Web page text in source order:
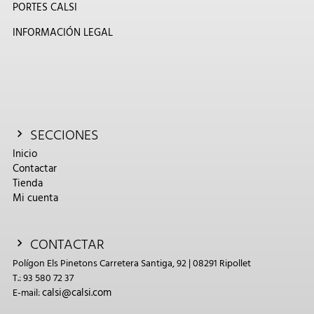
PORTES CALSI
INFORMACIÓN LEGAL
SECCIONES
Inicio
Contactar
Tienda
Mi cuenta
CONTACTAR
Polígon Els Pinetons Carretera Santiga, 92 | 08291 Ripollet
T.: 93 580 72 37
E-mail:calsi@calsi.com